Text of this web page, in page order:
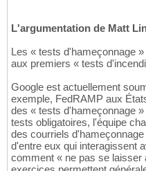
L'argumentation de Matt
Les « tests d'hameçonnage
aux premiers « tests
Google est actuellement
exemple, FedRAMP aux
des « tests d'hameçonnage
tests obligatoires, l'équipe
des courriels
d'entre eux qui interagissent
comment « ne pas se laisser